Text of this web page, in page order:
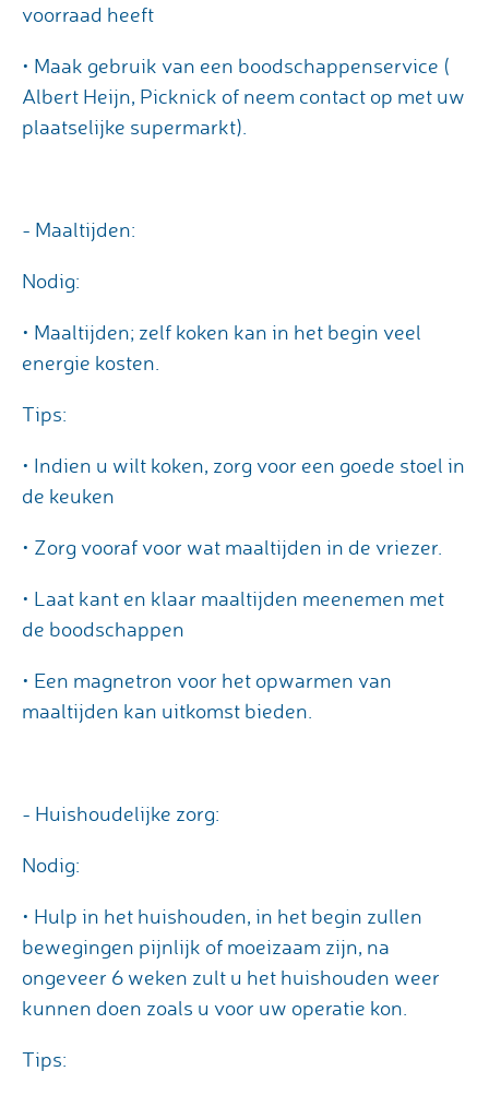
voorraad heeft
• Maak gebruik van een boodschappenservice (
Albert Heijn, Picknick of neem contact op met uw
plaatselijke supermarkt).
- Maaltijden:
Nodig:
• Maaltijden; zelf koken kan in het begin veel
energie kosten.
Tips:
• Indien u wilt koken, zorg voor een goede stoel in
de keuken
• Zorg vooraf voor wat maaltijden in de vriezer.
• Laat kant en klaar maaltijden meenemen met
de boodschappen
• Een magnetron voor het opwarmen van
maaltijden kan uitkomst bieden.
- Huishoudelijke zorg:
Nodig:
• Hulp in het huishouden, in het begin zullen
bewegingen pijnlijk of moeizaam zijn, na
ongeveer 6 weken zult u het huishouden weer
kunnen doen zoals u voor uw operatie kon.
Tips: